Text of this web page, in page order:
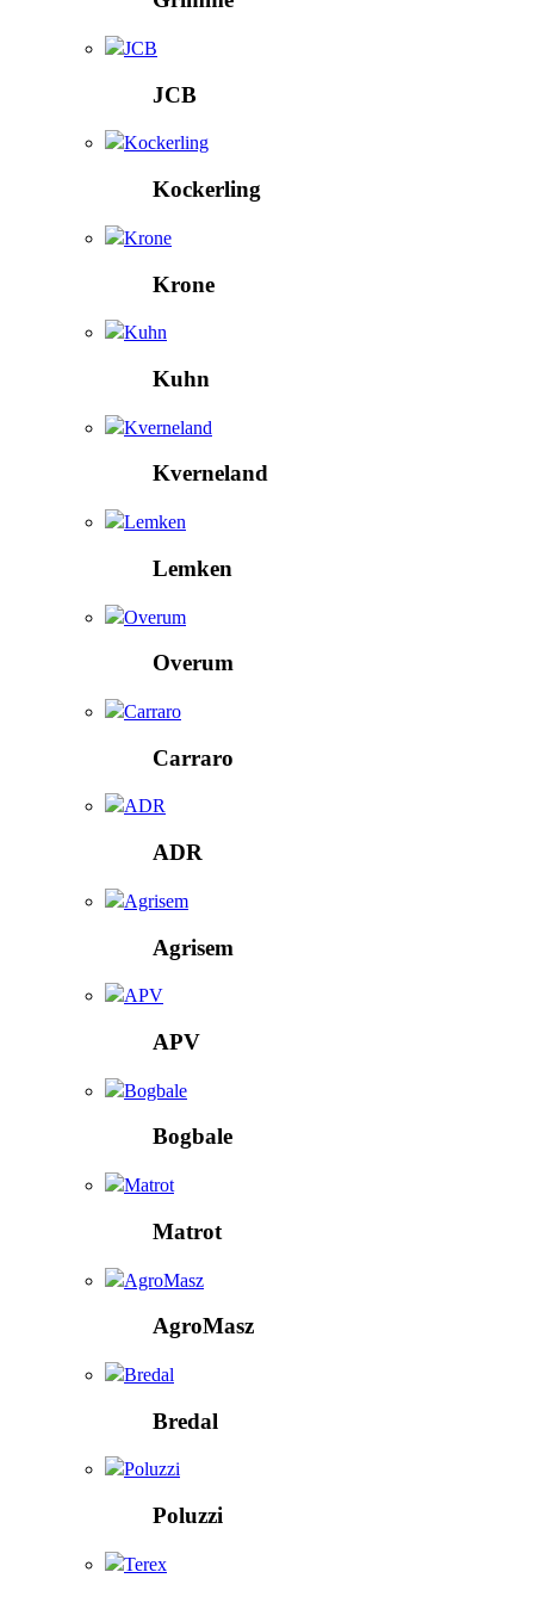
JCB
JCB
Kockerling
Kockerling
Krone
Krone
Kuhn
Kuhn
Kverneland
Kverneland
Lemken
Lemken
Overum
Overum
Carraro
Carraro
ADR
ADR
Agrisem
Agrisem
APV
APV
Bogbale
Bogbale
Matrot
Matrot
AgroMasz
AgroMasz
Bredal
Bredal
Poluzzi
Poluzzi
Terex